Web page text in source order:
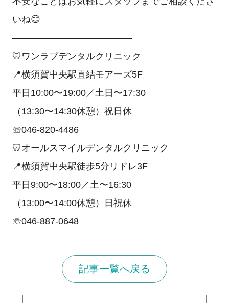
いね😊
—————————————
🦷ワンラブデンタルクリニック
📍横須賀中央駅直結モアーズ5F
平日10:00〜19:00／土日〜17:30
（13:30〜14:30休憩）祝日休
☏046-820-4486
🦷オールスマイルデンタルクリニック
📍横須賀中央駅徒歩5分リドレ3F
平日9:00〜18:00／土〜16:30
（13:00〜14:00休憩）日祝休
☏046-887-0648
記事一覧へ戻る